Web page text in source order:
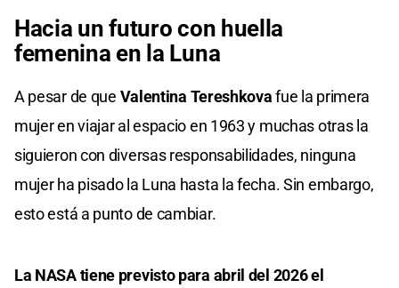
Hacia un futuro con huella
femenina en la Luna
A pesar de que Valentina Tereshkovafue la primera
mujer en viajar al espacio en 1963 y muchas otras la
siguieron con diversas responsabilidades, ninguna
mujer ha pisado la Luna hasta la fecha. Sin embargo,
esto está a punto de cambiar.
La NASA tiene previsto para abril del 2026 el